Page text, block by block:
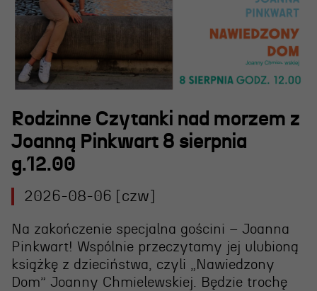
Spektakle wyjazdowe
Sponsorzy
Kontakt & Zespół
Edukacja
Wydarzenia
Oferta edukacyjna
Polecamy
Rodzinne Czytanki nad morzem z
Joanną Pinkwart 8 sierpnia
g.12.00
2026-08-06 [czw]
Na zakończenie specjalna gościni – Joanna
Pinkwart! Wspólnie przeczytamy jej ulubioną
książkę z dzieciństwa, czyli „Nawiedzony
Dom” Joanny Chmielewskiej. Będzie trochę